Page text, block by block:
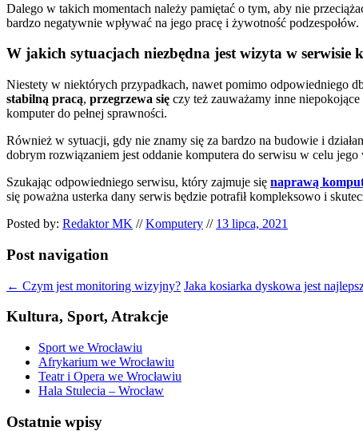
Dalego w takich momentach należy pamiętać o tym, aby nie
bardzo negatywnie wpływać na jego pracę i żywotność podzespołów.
W jakich sytuacjach niezbędna jest wizyta w serwisie
Niestety w niektórych przypadkach, nawet pomimo odpowiedniego
stabilną pracą, przegrzewa się czy też zauważamy inne
komputer do pełnej sprawności.
Również w sytuacji, gdy nie znamy się za bardzo na budowie i
dobrym rozwiązaniem jest oddanie komputera do serwisu w celu jego
Szukając odpowiedniego serwisu, który zajmuje się naprawą
się poważna usterka dany serwis będzie potrafił kompleksowo i
Posted by: Redaktor MK // Komputery // 13 lipca, 2021
Post navigation
← Czym jest monitoring wizyjny? Jaka kosiarka dyskowa jest
Kultura, Sport, Atrakcje
Sport we Wrocławiu
Afrykarium we Wrocławiu
Teatr i Opera we Wrocławiu
Hala Stulecia – Wrocław
Ostatnie wpisy